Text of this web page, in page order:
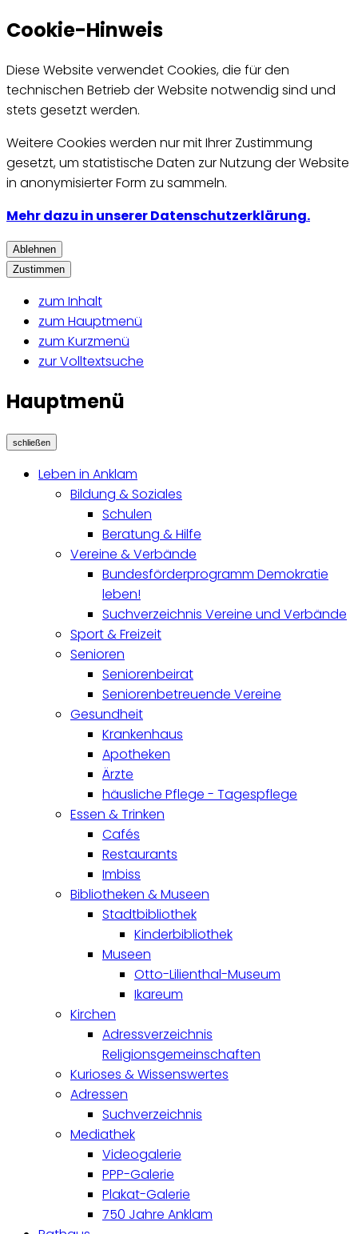
Cookie-Hinweis
Diese Website verwendet Cookies, die für den
technischen Betrieb der Website notwendig sind und
stets gesetzt werden.
Weitere Cookies werden nur mit Ihrer Zustimmung
gesetzt, um statistische Daten zur Nutzung der Website
in anonymisierter Form zu sammeln.
Mehr dazu in unserer Datenschutzerklärung.
Ablehnen
Zustimmen
zum Inhalt
zum Hauptmenü
zum Kurzmenü
zur Volltextsuche
Hauptmenü
schließen
Leben in Anklam
Bildung & Soziales
Schulen
Beratung & Hilfe
Vereine & Verbände
Bundesförderprogramm Demokratie
leben!
Suchverzeichnis Vereine und Verbände
Sport & Freizeit
Senioren
Seniorenbeirat
Seniorenbetreuende Vereine
Gesundheit
Krankenhaus
Apotheken
Ärzte
häusliche Pflege - Tagespflege
Essen & Trinken
Cafés
Restaurants
Imbiss
Bibliotheken & Museen
Stadtbibliothek
Kinderbibliothek
Museen
Otto-Lilienthal-Museum
Ikareum
Kirchen
Adressverzeichnis
Religionsgemeinschaften
Kurioses & Wissenswertes
Adressen
Suchverzeichnis
Mediathek
Videogalerie
PPP-Galerie
Plakat-Galerie
750 Jahre Anklam